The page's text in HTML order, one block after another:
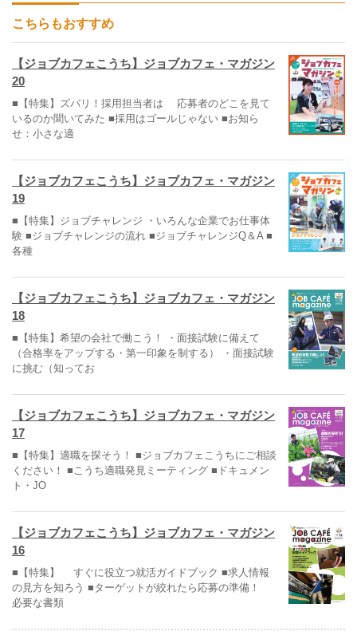
こちらもおすすめ
【ジョブカフェこうち】ジョブカフェ・マガジン
20
■【特集】ズバリ！採用担当者は 応募者のどこを見て
いるのか聞いてみた ■採用はゴールじゃない ■お知ら
せ：小さな適
【ジョブカフェこうち】ジョブカフェ・マガジン
19
■【特集】ジョブチャレンジ ・いろんな企業でお仕事体
験 ■ジョブチャレンジの流れ ■ジョブチャレンジQ＆A ■
各種
【ジョブカフェこうち】ジョブカフェ・マガジン
18
■【特集】希望の会社で働こう！ ・面接試験に備えて
（合格率をアップする・第一印象を制する） ・面接試験
に挑む（知ってお
【ジョブカフェこうち】ジョブカフェ・マガジン
17
■【特集】適職を探そう！ ■ジョブカフェこうちにご相談
ください！ ■こうち適職発見ミーティング ■ドキュメン
ト・JO
【ジョブカフェこうち】ジョブカフェ・マガジン
16
■【特集】 すぐに役立つ就活ガイドブック ■求人情報
の見方を知ろう ■ターゲットが絞れたら応募の準備！
必要な書類